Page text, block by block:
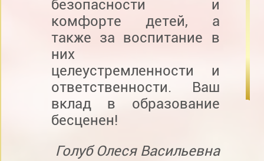
безопасности и
комфорте детей, а
также за воспитание в
них
целеустремленности и
ответственности. Ваш
вклад в образование
бесценен!
Голуб Олеся Васильевна